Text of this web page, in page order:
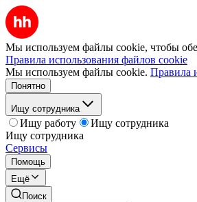
Мы используем файлы cookie, чтобы
Правила использования файлов cookie
Мы используем файлы cookie. Правила
Понятно
Ищу сотрудника
Ищу работу
Ищу сотрудника
Ищу сотрудника
Сервисы
Помощь
Ещё
Поиск